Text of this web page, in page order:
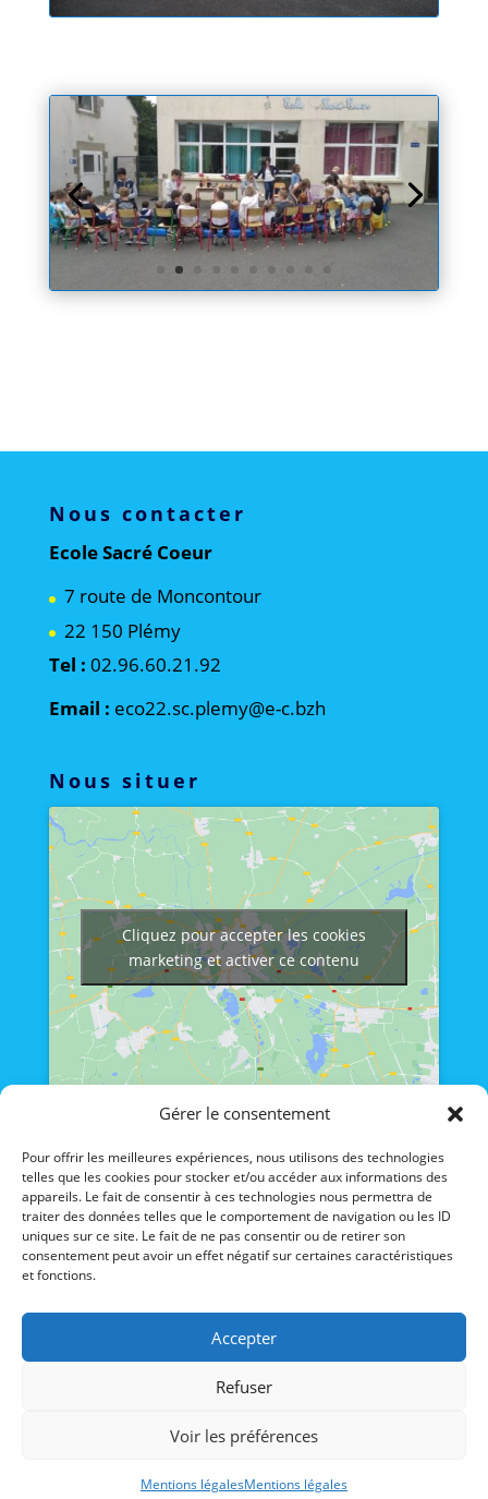
Gérer le consentement
Pour offrir les meilleures expériences, nous utilisons des technologies
telles que les cookies pour stocker et/ou accéder aux informations des
appareils. Le fait de consentir à ces technologies nous permettra de
traiter des données telles que le comportement de navigation ou les ID
uniques sur ce site. Le fait de ne pas consentir ou de retirer son
consentement peut avoir un effet négatif sur certaines caractéristiques
et fonctions.
Accepter
Refuser
Voir les préférences
Mentions légalesMentions légales
Nous contacter
Ecole Sacré Coeur
7 route de Moncontour
22 150 Plémy
Tel : 02.96.60.21.92
Email : eco22.sc.plemy@e-c.bzh
Nous situer
Cliquez pour accepter les cookies
marketing et activer ce contenu
Nos lien
Lien admin
Mentions légales